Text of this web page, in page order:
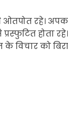
रहे।
होता
को